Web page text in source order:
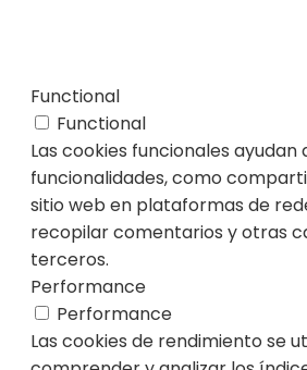
Functional
Functional
Las cookies funcionales
funcionalidades, como
sitio web en plataformas de
recopilar comentarios y otras
terceros.
Performance
Performance
Las cookies de rendimiento se